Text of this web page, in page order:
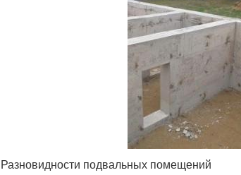
Разновидности подвальных помещений